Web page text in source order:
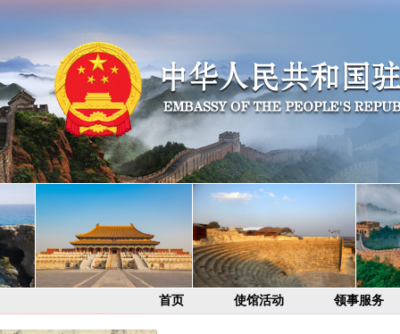
首页 使馆活动 领事服务